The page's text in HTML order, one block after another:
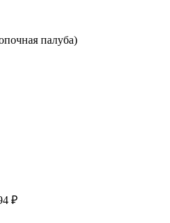
палуба)
₽